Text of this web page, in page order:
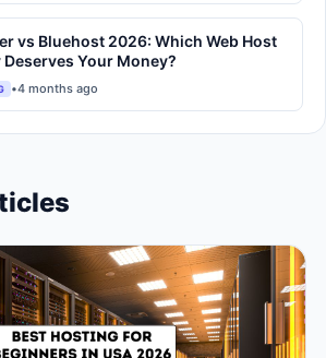
vs Bluehost 2026: Which Web Host
Your Money?
•4 months ago